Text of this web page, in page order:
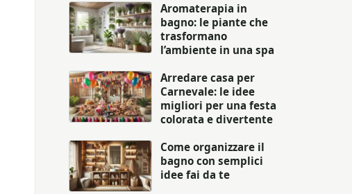
Aromaterapia in
bagno: le piante che
trasformano
l’ambiente in una spa
Arredare casa per
Carnevale: le idee
migliori per una festa
colorata e divertente
Come organizzare il
bagno con semplici
idee fai da te